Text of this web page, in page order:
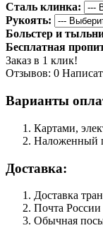
Сталь клинка:
Рукоять:
Больстер и
Бесплатная
Заказ в 1 клик!
Отзывов: 0
Варианты
Картами,
Наложенный
Доставка:
Доставка
Почта России
Обычная